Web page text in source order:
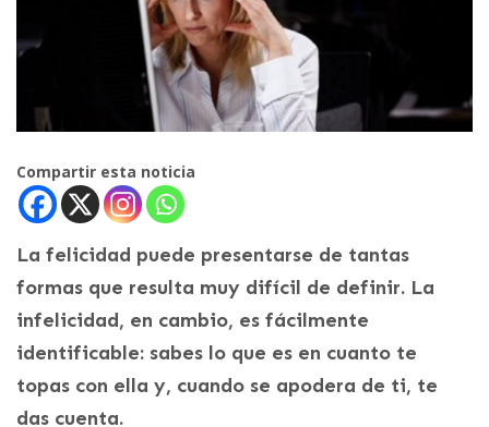
Compartir esta noticia
La felicidad puede presentarse de tantas
formas que resulta muy difícil de definir. La
infelicidad, en cambio, es fácilmente
identificable: sabes lo que es en cuanto te
topas con ella y, cuando se apodera de ti, te
das cuenta.